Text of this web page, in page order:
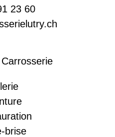
23 60
brise